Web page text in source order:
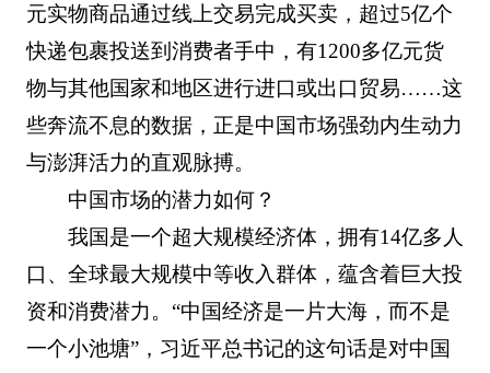
元实物商品通过线上交易完成买卖，超过5亿个
快递包裹投送到消费者手中，有1200多亿元货
物与其他国家和地区进行进口或出口贸易……这
些奔流不息的数据，正是中国市场强劲内生动力
与澎湃活力的直观脉搏。
中国市场的潜力如何？
我国是一个超大规模经济体，拥有14亿多人
口、全球最大规模中等收入群体，蕴含着巨大投
资和消费潜力。“中国经济是一片大海，而不是
一个小池塘”，习近平总书记的这句话是对中国